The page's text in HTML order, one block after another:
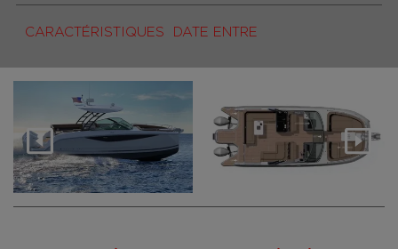
CARACTÉRISTIQUES DATE ENTRE